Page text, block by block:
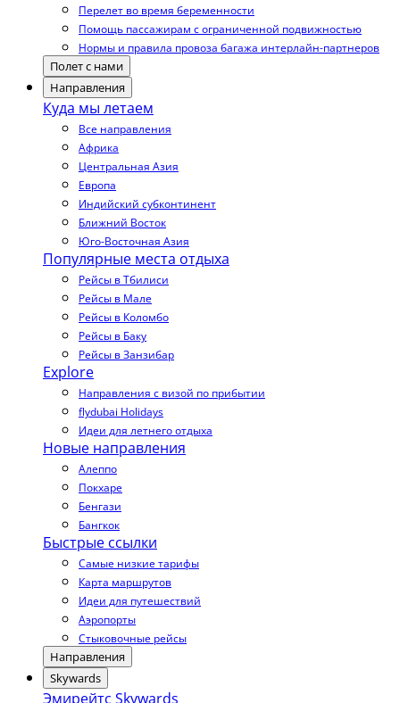
Перелет во время беременности
Помощь пассажирам с ограниченной подвижностью
Нормы и правила провоза багажа интерлайн-партнеров
Полет с нами
Направления
Куда мы летаем
Все направления
Африка
Центральная Азия
Европа
Индийский субконтинент
Ближний Восток
Юго-Восточная Азия
Популярные места отдыха
Рейсы в Тбилиси
Рейсы в Мале
Рейсы в Коломбо
Рейсы в Баку
Рейсы в Занзибар
Explore
Направления с визой по прибытии
flydubai Holidays
Идеи для летнего отдыха
Новые направления
Алеппо
Покхаре
Бенгази
Бангкок
Быстрые ссылки
Самые низкие тарифы
Карта маршрутов
Идеи для путешествий
Аэропорты
Стыковочные рейсы
Направления
Skywards
Эмирейтс Skywards